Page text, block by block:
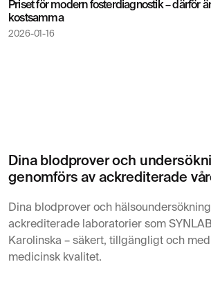
Priset för modern fosterdiagnostik – därför
kostsamma
2026-01-16
Dina blodprover och
genomförs av ackrediterade
Dina blodprover och
ackrediterade laboratorier som
Karolinska – säkert, tillgängligt och
medicinsk kvalitet.